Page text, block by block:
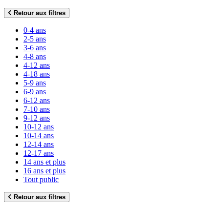
Retour aux filtres
0-4 ans
2-5 ans
3-6 ans
4-8 ans
4-12 ans
4-18 ans
5-9 ans
6-9 ans
6-12 ans
7-10 ans
9-12 ans
10-12 ans
10-14 ans
12-14 ans
12-17 ans
14 ans et plus
16 ans et plus
Tout public
Retour aux filtres